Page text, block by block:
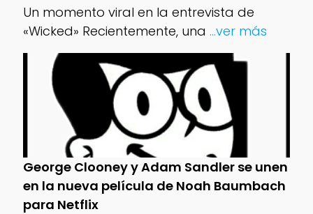
Un momento viral en la entrevista de
«Wicked» Recientemente, una ...ver más
George Clooney y Adam Sandler se unen
en la nueva película de Noah Baumbach
para Netflix